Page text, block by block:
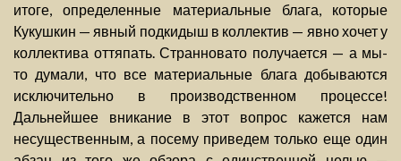
итоге, определенные материальные блага, которые
Кукушкин — явный подкидыш в коллектив — явно хочет у
коллектива оттяпать. Странновато получается — а мы-
то думали, что все материальные блага добываются
исключительно в производственном процессе!
Дальнейшее вникание в этот вопрос кажется нам
несущественным, а посему приведем только еще один